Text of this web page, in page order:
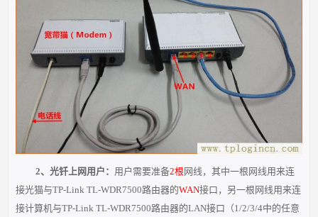
2、光钎上网用户： 用户需要准备2根 网线，其中一根网线用来连
接光猫与TP-Link TL-WDR7500路由器的WAN接口，另一根网线用来连
接计算机与TP-Link TL-WDR7500路由器的LAN接口（1/2/3/4中的任意